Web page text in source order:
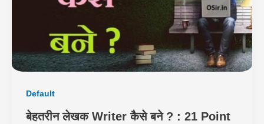
Default
बेहतरीन लेखक Writer कैसे बने ? : 21 Point